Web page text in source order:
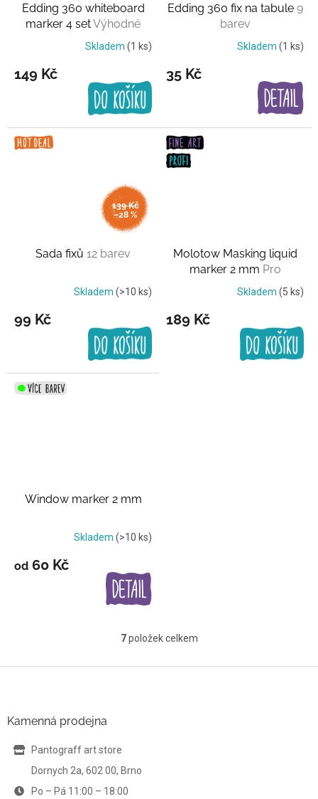
Edding 360 whiteboard
marker 4 setVýhodné
baleníSkladem (1 ks)
149 Kč
Edding 360 fix na tabule 9
barev
Skladem (1 ks)
35 Kč
139 Kč
–28 %
Sada fixů 12 barev
Skladem (>10 ks)
99 Kč
Molotow Masking liquid
marker 2 mm Pro
maskování
Skladem (5 ks)
189 Kč
Window marker 2 mm
Skladem (>10 ks)
od 60 Kč
O
l
7položek celkem
Kamenná prodejna
Pantograff art store
Dornych 2a, 602 00, Brno
Po – Pá 11:00 – 18:00